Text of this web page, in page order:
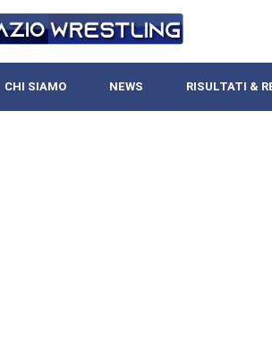
CHI SIAMO NEWS RISULTATI &